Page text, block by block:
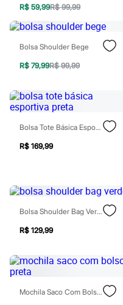
Tops
Moda íntima
Calcinhas
Cintas e Modeladores
Meias
Pijamas
Sutiãs e Tops
Biquínis
Maiôs
Personagens
Plus size
Blusas e Camisetas
Jeans
Moda esportiva
Shorts e Saias
Vestidos
Masculino
Em alta
Inverno
Novidades
Bermudas
R$ 59,99R$ 99,99
Bolsa Shoulder Bege
R$ 79,99R$ 99,99
Bolsa Tote Básica Esportiva Preta
R$ 169,99
Bolsa Shoulder Bag Verde
R$ 129,99
Mochila Saco Com Bolso Preta